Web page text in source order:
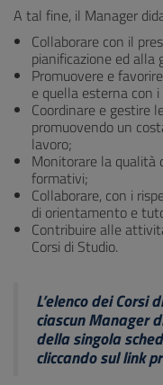
A tal fine, il Manager
Collaborare con il
pianificazione ed
Promuovere e
e quella esterna con
Coordinare e gestire
promuovendo un
lavoro;
Monitorare la qualità
formativi;
Collaborare, con i
di orientamento e
Contribuire alle
Corsi di Studio.
L’elenco dei Corsi
ciascun Manager
della singola
cliccando sul link